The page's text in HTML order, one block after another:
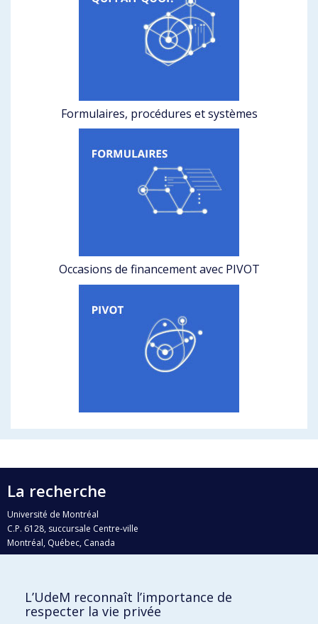
Formulaires, procédures et systèmes
Occasions de financement avec PIVOT
La recherche
Université de Montréal
C.P. 6128, succursale Centre-ville
Montréal, Québec, Canada
H3C 3J7
Qui fait quoi?
L’UdeM reconnaît l’importance de
respecter la vie privée